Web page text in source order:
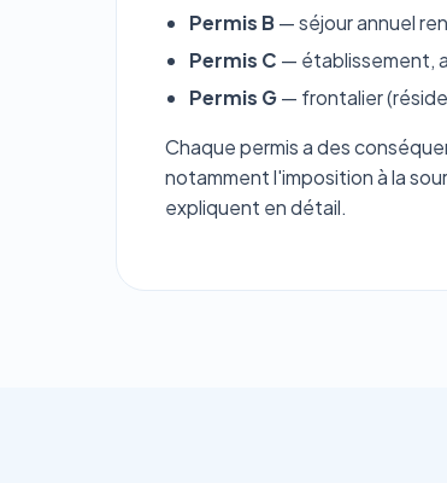
Permis B— séjour annuel
Permis C — établissement,
Permis G— frontalier
Chaque permis a des
notamment l'imposition à la
expliquent en détail.